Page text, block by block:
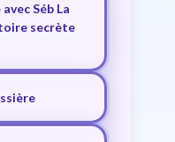
Séb La
secrète